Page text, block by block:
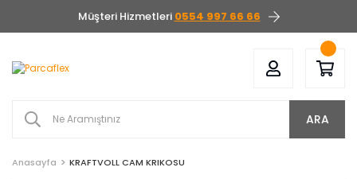
Müşteri Hizmetleri 0554 997 66 66
ARA
Anasayfa KRAFTVOLL CAM KRIKOSU